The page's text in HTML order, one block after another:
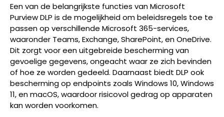
Een van de belangrijkste functies van Microsoft
Purview DLP is de mogelijkheid om beleidsregels toe te
passen op verschillende Microsoft 365-services,
waaronder Teams, Exchange, SharePoint, en OneDrive.
Dit zorgt voor een uitgebreide bescherming van
gevoelige gegevens, ongeacht waar ze zich bevinden
of hoe ze worden gedeeld. Daarnaast biedt DLP ook
bescherming op endpoints zoals Windows 10, Windows
11, en macOS, waardoor risicovol gedrag op apparaten
kan worden voorkomen.